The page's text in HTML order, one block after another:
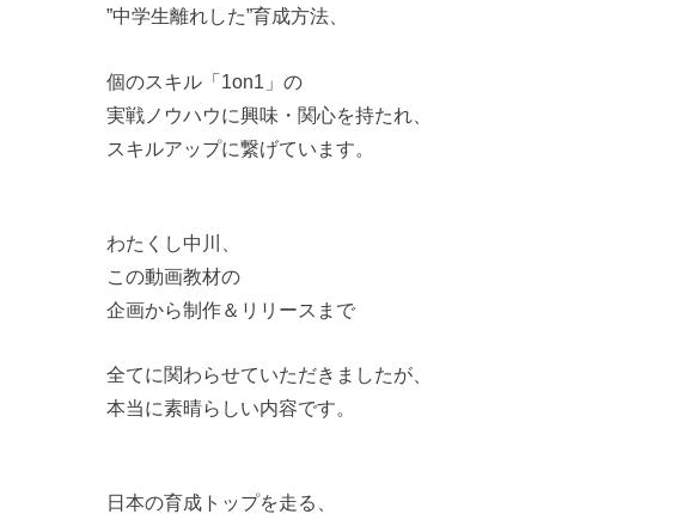
”中学生離れした”育成方法、
個のスキル「1on1」の
実戦ノウハウに興味・関心を持たれ、
スキルアップに繋げています。
わたくし中川、
この動画教材の
企画から制作＆リリースまで
全てに関わらせていただきましたが、
本当に素晴らしい内容です。
日本の育成トップを走る、